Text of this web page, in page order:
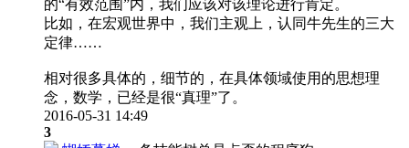
的“有效范围”内，我们应该对该理论进行肯定。
比如，在宏观世界中，我们主观上，认同牛先生的三大
定律……
相对很多具体的，细节的，在具体领域使用的思想理
念，数学，已经是很“真理”了。
2016-05-31 14:49
3